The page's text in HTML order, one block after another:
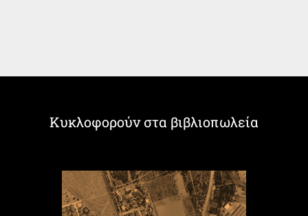
Κυκλοφορούν στα βιβλιοπωλεία